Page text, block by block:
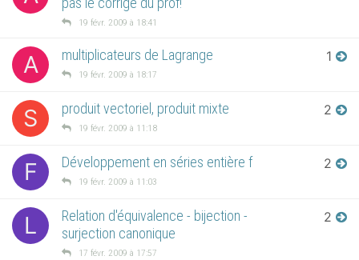
19 févr. 2009 à 18:41
A multiplicateurs de Lagrange
19 févr. 2009 à 18:17
1
S produit vectoriel, produit mixte
19 févr. 2009 à 11:18
2
F Développement en séries entière f
19 févr. 2009 à 11:03
2
L
Relation d'équivalence - bijection -
surjection canonique
17 févr. 2009 à 17:57
2